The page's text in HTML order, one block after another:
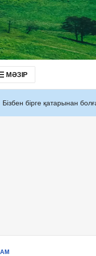
МӘЗІР
Бізбен бірге қатарынан